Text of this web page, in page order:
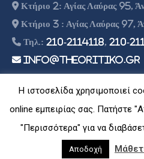
Κτήριο 2: Αγίας Λαύρας 95,
Κτήριο 3 : Αγίας Λαύρας 97,
Τηλ.: 210-2114118 210-
info@theoritiko.gr
Athago
Theo
Η ιστοσελίδα χρησιμοποιεί
online εμπειρίας σας. Πατήστε
"Περισσότερα" για να
Αποδοχή